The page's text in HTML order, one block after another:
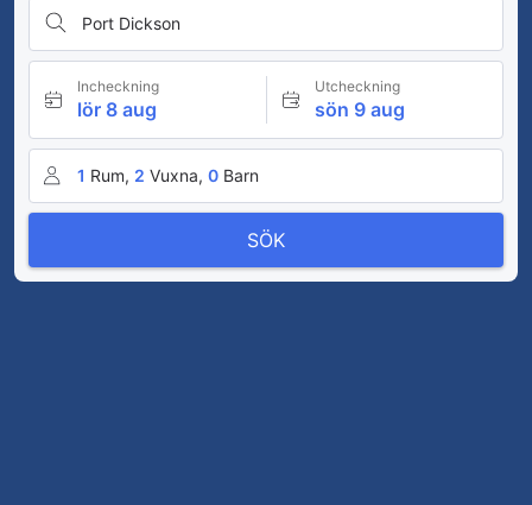
Port Dickson
Incheckning
lör 8 aug
Utcheckning
sön 9 aug
1 Rum, 2 Vuxna, 0 Barn
SÖK